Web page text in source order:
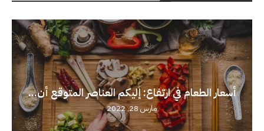
أسعار الطعام في ارتفاع: إليكم العناصر المتوقع أن...
مارس 28, 2022